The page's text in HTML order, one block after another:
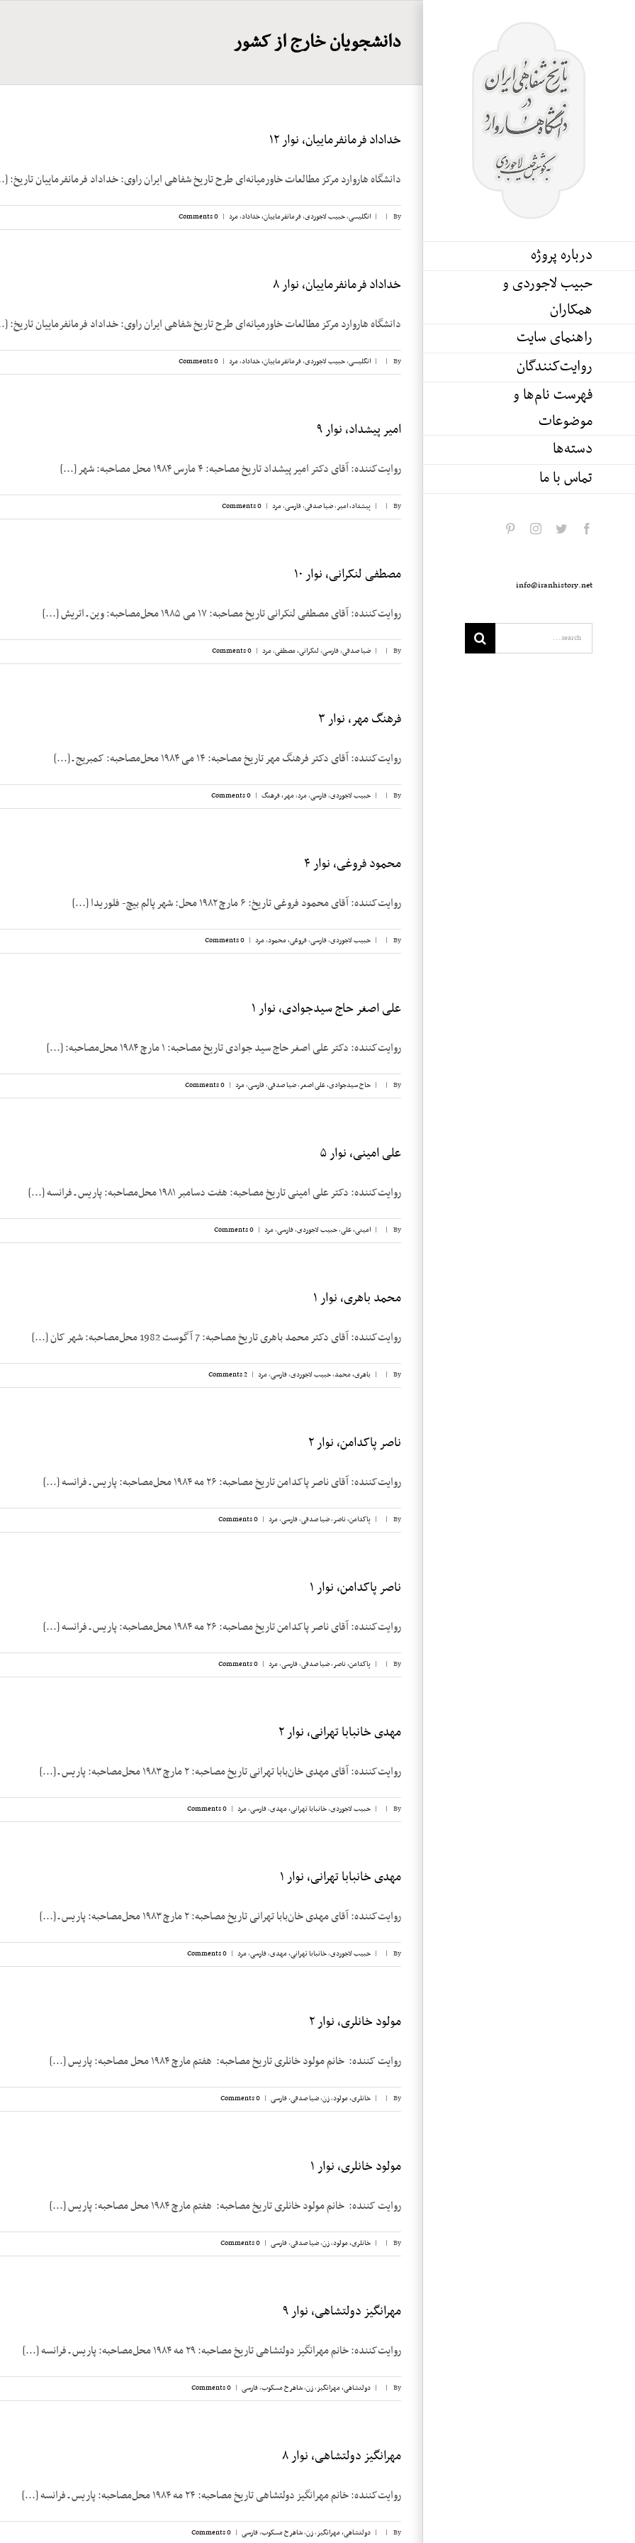
درباره پروژه
حبیب لاجوردی و
همکاران
راهنمای سایت
روایت‌کنندگان
فهرست نام‌ها و
موضوعات
دسته‌ها
تماس با ما
facebook
twitter
instagram
info@iranhistory.net
Search
for:
دانشجویان خارج از کشور
خداداد فرمانفرماییان، نوار ۱۲
دانشگاه هاروارد مرکز مطالعات خاورمیانه‌ای طرح تاریخ شفاهی ایران راوی: خداداد فرمانفرماییان تاریخ:
By
|
| انگلیسی,حبیب لاجوردی,فرمانفرماییان، خداداد,مرد |
0 Comments
خداداد فرمانفرماییان، نوار ۸
دانشگاه هاروارد مرکز مطالعات خاورمیانه‌ای طرح تاریخ شفاهی ایران راوی: خداداد فرمانفرماییان تاریخ:
By
|
| انگلیسی,حبیب لاجوردی,فرمانفرماییان، خداداد,مرد |
0 Comments
امیر پیشداد، نوار ۹
روایت‌کننده: آقای دکتر امیر پیشداد تاریخ مصاحبه: ۴ مارس ۱۹۸۴ محل مصاحبه: شهر [...]
By
|
| پیشداد، امیر,ضیا صدقی,فارسی,مرد |
0 Comments
مصطفی لنکرانی، نوار ۱۰
روایت‌کننده: آقای مصطفی لنکرانی تاریخ مصاحبه: ۱۷ می ۱۹۸۵ محل‌مصاحبه: وین ـ اتریش [...]
By
|
| ضیا صدقی,فارسی,لنکرانی، مصطفی,مرد |
0 Comments
فرهنگ مهر، نوار ۳
روایت‌کننده: آقای دکتر فرهنگ مهر تاریخ مصاحبه: ۱۴ می ۱۹۸۴ محل‌مصاحبه: کمبریج ـ [...]
By
|
| حبیب لاجوردی,فارسی,مرد,مهر، فرهنگ |
0 Comments
محمود فروغی، نوار ۴
روایت‌کننده: آقای محمود فروغی تاریخ: ۶ مارچ ۱۹۸۲ محل: شهر پالم بیچ- فلوریدا [...]
By
|
| حبیب لاجوردی,فارسی,فروغی، محمود,مرد |
0 Comments
علی اصغر حاج سیدجوادی، نوار ۱
روایت‌کننده: دکتر علی اصغر حاج سید جوادی تاریخ مصاحبه: ۱ مارچ ۱۹۸۴ محل‌مصاحبه: [...]
By
|
| حاج سیدجوادی، علی اصغر,ضیا صدقی,فارسی,مرد |
0 Comments
علی امینی، نوار ۵
روایت‌کننده: دکتر علی امینی تاریخ مصاحبه: هفت دسامبر ۱۹۸۱ محل‌مصاحبه: پاریس ـ فرانسه [...]
By
|
| امینی، علی,حبیب لاجوردی,فارسی,مرد |
0 Comments
محمد باهری، نوار ۱
روایت‌کننده: آقای دکتر محمد باهری تاریخ مصاحبه: 7 آگوست 1982 محل‌مصاحبه: شهر کان [...]
By
|
| باهری، محمد,حبیب لاجوردی,فارسی,مرد |
2 Comments
ناصر پاکدامن، نوار ۲
روایت‌کننده: آقای ناصر پاکدامن تاریخ مصاحبه: ۲۶ مه ۱۹۸۴ محل‌مصاحبه: پاریس ـ فرانسه [...]
By
|
| پاکدامن، ناصر,ضیا صدقی,فارسی,مرد |
0 Comments
ناصر پاکدامن، نوار ۱
روایت‌کننده: آقای ناصر پاکدامن تاریخ مصاحبه: ۲۶ مه ۱۹۸۴ محل‌مصاحبه: پاریس ـ فرانسه [...]
By
|
| پاکدامن، ناصر,ضیا صدقی,فارسی,مرد |
0 Comments
مهدی خانبابا تهرانی، نوار ۲
روایت‌کننده: آقای مهدی خان‌بابا تهرانی تاریخ مصاحبه: ۲ مارچ ۱۹۸۳ محل‌مصاحبه: پاریس ـ [...]
By
|
| حبیب لاجوردی,خانبابا تهرانی، مهدی,فارسی,مرد |
0 Comments
مهدی خانبابا تهرانی، نوار ۱
روایت‌کننده: آقای مهدی خان‌بابا تهرانی تاریخ مصاحبه: ۲ مارچ ۱۹۸۳ محل‌مصاحبه: پاریس ـ [...]
By
|
| حبیب لاجوردی,خانبابا تهرانی، مهدی,فارسی,مرد |
0 Comments
مولود خانلری، نوار ۲
روایت کننده: خانم مولود خانلری تاریخ مصاحبه: هفتم مارچ ۱۹۸۴ محل مصاحبه: پاریس [...]
By
|
| خانلری، مولود,زن,ضیا صدقی,فارسی |
0 Comments
مولود خانلری، نوار ۱
روایت کننده: خانم مولود خانلری تاریخ مصاحبه: هفتم مارچ ۱۹۸۴ محل مصاحبه: پاریس [...]
By
|
| خانلری، مولود,زن,ضیا صدقی,فارسی |
0 Comments
مهرانگیز دولتشاهی، نوار ۹
روایت‌کننده: خانم مهرانگیز دولتشاهی تاریخ مصاحبه: ۲۹ مه ۱۹۸۴ محل‌مصاحبه: پاریس ـ فرانسه [...]
By
|
| دولتشاهی، مهرانگیز,زن,شاهرخ مسکوب,فارسی |
0 Comments
مهرانگیز دولتشاهی، نوار ۸
روایت‌کننده: خانم مهرانگیز دولتشاهی تاریخ مصاحبه: ۲۴ مه ۱۹۸۴ محل‌مصاحبه: پاریس ـ فرانسه [...]
By
|
| دولتشاهی، مهرانگیز,زن,شاهرخ مسکوب,فارسی |
0 Comments